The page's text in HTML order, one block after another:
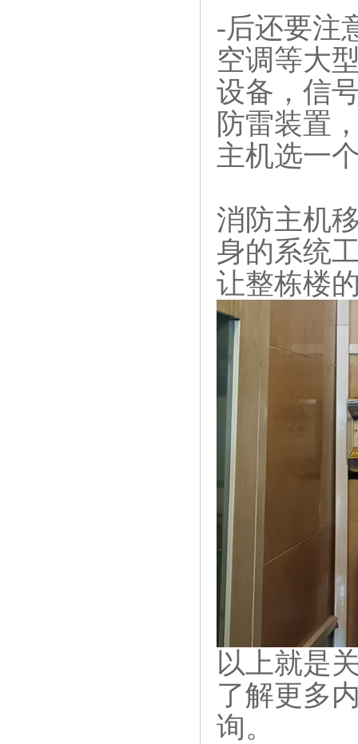
-后还要注
空调等大
设备，信
防雷装置
主机选一
消防主机
身的系统
让整栋楼
以上就是
了解更多
询。